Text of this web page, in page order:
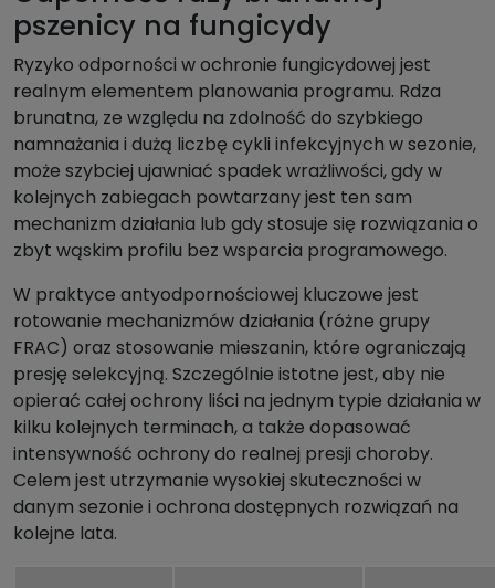
pszenicy na fungicydy
Ryzyko odporności w ochronie fungicydowej jest
realnym elementem planowania programu. Rdza
brunatna, ze względu na zdolność do szybkiego
namnażania i dużą liczbę cykli infekcyjnych w sezonie,
może szybciej ujawniać spadek wrażliwości, gdy w
kolejnych zabiegach powtarzany jest ten sam
mechanizm działania lub gdy stosuje się rozwiązania o
zbyt wąskim profilu bez wsparcia programowego.
W praktyce antyodpornościowej kluczowe jest
rotowanie mechanizmów działania (różne grupy
FRAC) oraz stosowanie mieszanin, które ograniczają
presję selekcyjną. Szczególnie istotne jest, aby nie
opierać całej ochrony liści na jednym typie działania w
kilku kolejnych terminach, a także dopasować
intensywność ochrony do realnej presji choroby.
Celem jest utrzymanie wysokiej skuteczności w
danym sezonie i ochrona dostępnych rozwiązań na
kolejne lata.